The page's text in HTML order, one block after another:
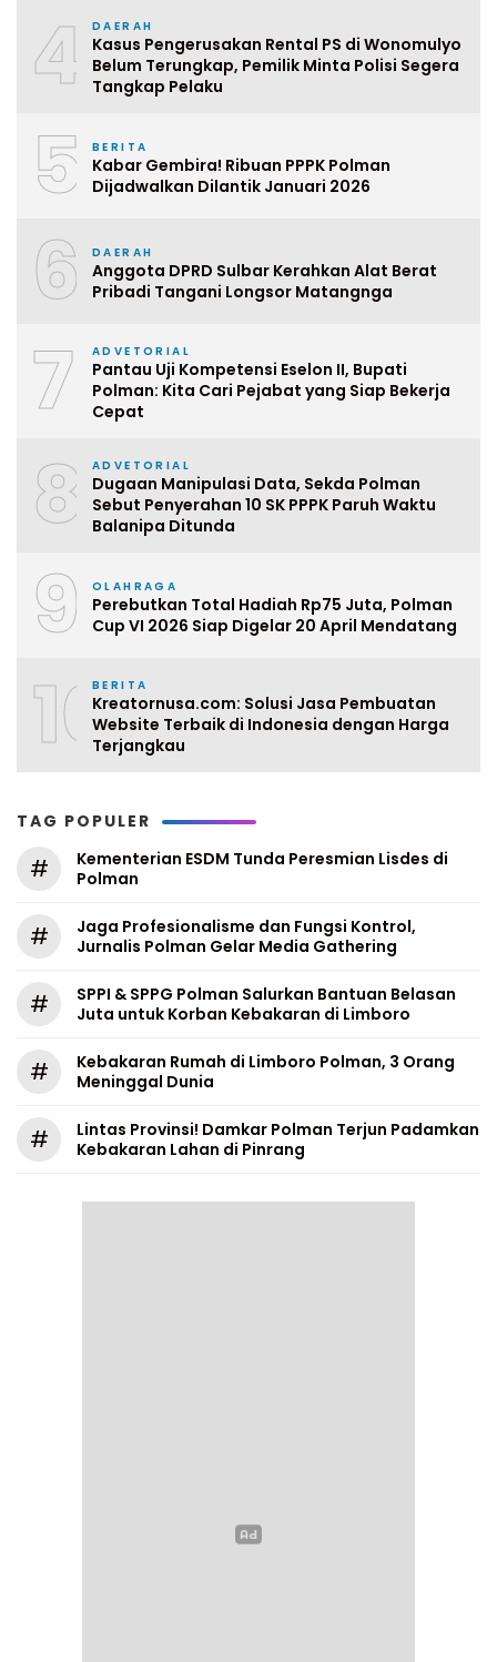
4 DAERAH
Kasus Pengerusakan Rental PS di Wonomulyo
Belum Terungkap, Pemilik Minta Polisi Segera
Tangkap Pelaku
5 BERITA
Kabar Gembira! Ribuan PPPK Polman
Dijadwalkan Dilantik Januari 2026
6 DAERAH
Anggota DPRD Sulbar Kerahkan Alat Berat
Pribadi Tangani Longsor Matangnga
7 ADVETORIAL
Pantau Uji Kompetensi Eselon II, Bupati
Polman: Kita Cari Pejabat yang Siap Bekerja
Cepat
8 ADVETORIAL
Dugaan Manipulasi Data, Sekda Polman
Sebut Penyerahan 10 SK PPPK Paruh Waktu
Balanipa Ditunda
9 OLAHRAGA
Perebutkan Total Hadiah Rp75 Juta, Polman
Cup VI 2026 Siap Digelar 20 April Mendatang
10BERITA
Kreatornusa.com: Solusi Jasa Pembuatan
Website Terbaik di Indonesia dengan Harga
Terjangkau
TAG POPULER
#
Kementerian ESDM Tunda Peresmian Lisdes di
Polman
#
Jaga Profesionalisme dan Fungsi Kontrol,
Jurnalis Polman Gelar Media Gathering
#
SPPI & SPPG Polman Salurkan Bantuan Belasan
Juta untuk Korban Kebakaran di Limboro
#
Kebakaran Rumah di Limboro Polman, 3 Orang
Meninggal Dunia
#
Lintas Provinsi! Damkar Polman Terjun Padamkan
Kebakaran Lahan di Pinrang